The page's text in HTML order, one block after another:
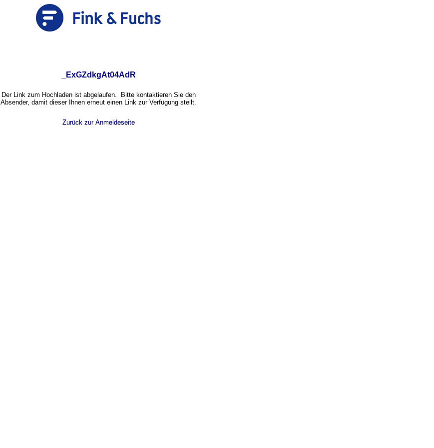
_ExGZdkgAt04AdR
Der Link zum Hochladen ist abgelaufen. Bitte kontaktieren Sie den
Absender, damit dieser Ihnen erneut einen Link zur Verfügung stellt.